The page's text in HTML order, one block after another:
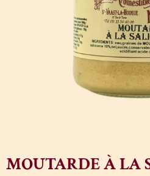
MOUTARDE À LA